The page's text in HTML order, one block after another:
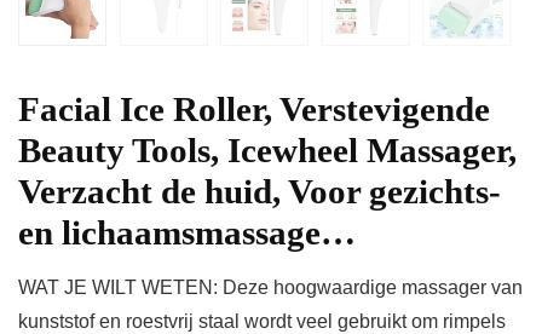
Facial Ice Roller, Verstevigende
Beauty Tools, Icewheel Massager,
Verzacht de huid, Voor gezichts-
en lichaamsmassage…
WAT JE WILT WETEN: Deze hoogwaardige massager van
kunststof en roestvrij staal wordt veel gebruikt om rimpels